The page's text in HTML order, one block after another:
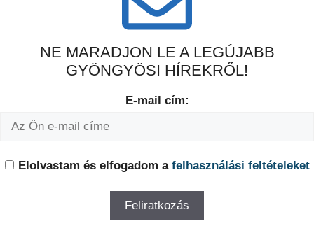
NE MARADJON LE A LEGÚJABB
GYÖNGYÖSI HÍREKRŐL!
E-mail cím:
Elolvastam és elfogadom a felhasználási feltételeket